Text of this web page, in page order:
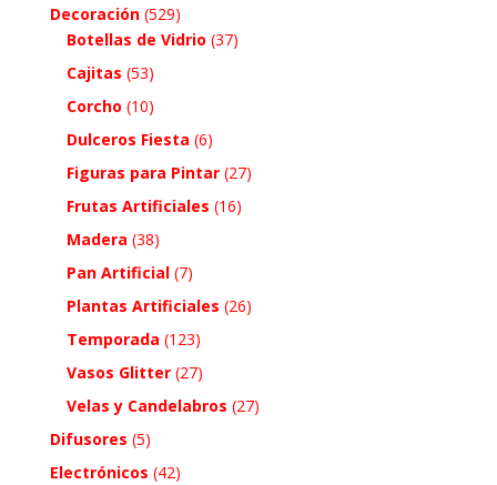
Decoración (529)
Botellas de Vidrio (37)
Cajitas (53)
Corcho (10)
Dulceros Fiesta (6)
Figuras para Pintar (27)
Frutas Artificiales (16)
Madera (38)
Pan Artificial (7)
Plantas Artificiales (26)
Temporada (123)
Vasos Glitter (27)
Velas y Candelabros (27)
Difusores (5)
Electrónicos (42)